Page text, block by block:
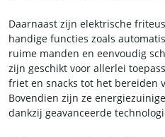
Daarnaast zijn elektrische
handige functies zoals
ruime manden en eenvoudig
zijn geschikt voor allerlei
friet en snacks tot het bereiden
Bovendien zijn ze
dankzij geavanceerde